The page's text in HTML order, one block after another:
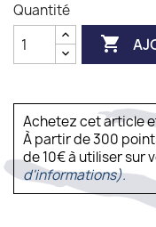
Quantité

Achetez cet article
À partir de 300
de 10€ à utiliser sur
d'informations).